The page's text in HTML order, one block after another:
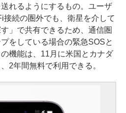
れるようにするもの。ユーザ
接続の圏外でも、衛星を介して
」で共有できるため、通信圏
をしている場合の緊急SOSと
機能は、11月に米国とカナダ
2年間無料で利用できる。